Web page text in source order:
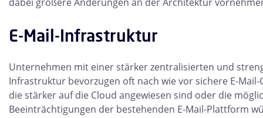
E-Mail-Infrastruktur
Unternehmen mit einer stärker zentralisierten und
Infrastruktur bevorzugen oft nach wie vor sichere E-Mail-
die stärker auf die Cloud angewiesen sind oder die
Beeinträchtigungen der bestehenden E-Mail-Plattform